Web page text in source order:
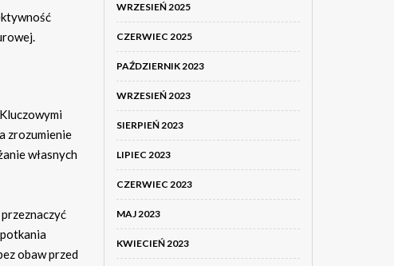
zrozumienie
własnych
obaw przed
WRZESIEŃ 2025
CZERWIEC 2025
PAŹDZIERNIK 2023
WRZESIEŃ 2023
SIERPIEŃ 2023
LIPIEC 2023
CZERWIEC 2023
MAJ 2023
KWIECIEŃ 2023